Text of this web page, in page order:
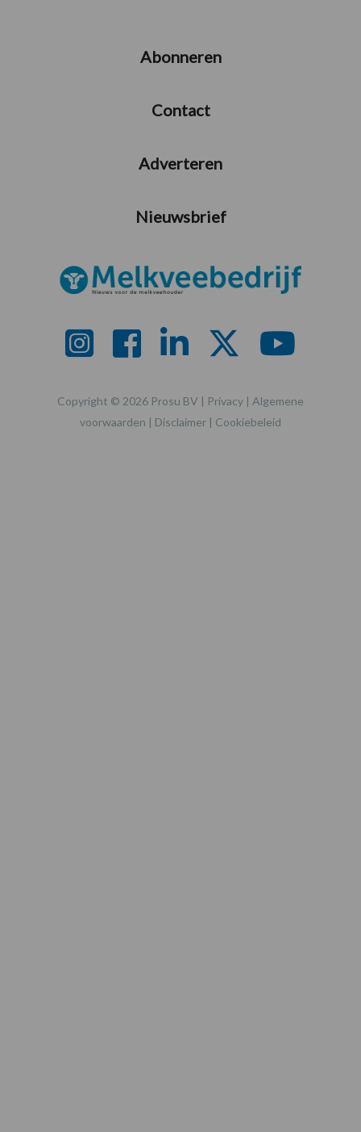
Abonneren
Contact
Adverteren
Nieuwsbrief
Copyright © 2026 Prosu BV | Privacy | Algemene
voorwaarden | Disclaimer | Cookiebeleid